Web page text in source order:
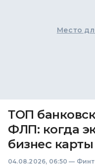
Место
ТОП
ФЛП: когда
бизнес
04.08.2026, 06:50 —